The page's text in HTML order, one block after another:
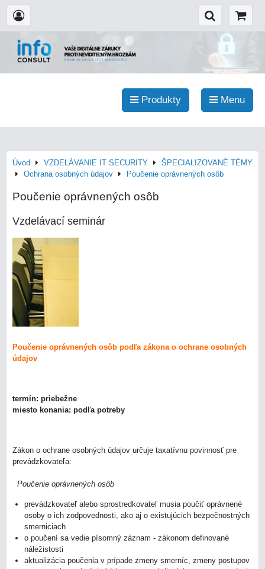
Produkty Menu
Úvod VZDELÁVANIE IT SECURITY
ŠPECIALIZOVANÉ TÉMY
Ochrana osobných údajov
Poučenie oprávnených osôb
Poučenie oprávnených osôb
Vzdelávací seminár
Poučenie oprávnených osôb podľa zákona o ochrane osobných
údajov
termín: priebežne
miesto konania: podľa potreby
Zákon o ochrane osobných údajov určuje taxatívnu povinnosť pre
prevádzkovateľa:
Poučenie oprávnených osôb
prevádzkovateľ alebo sprostredkovateľ musia poučiť oprávnené
osoby o ich zodpovednosti, ako aj o existujúcich bezpečnostných
smerniciach
o poučení sa vedie písomný záznam - zákonom definované
náležistosti
aktualizácia poučenia v prípade zmeny smerníc, zmeny postupov